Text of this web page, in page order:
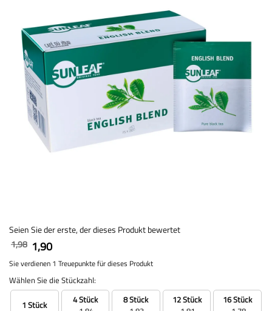
Seien Sie der erste, der dieses Produkt bewertet
1,98 1,90
Sie verdienen 1 Treuepunkte für dieses Produkt
Wählen Sie die Stückzahl:
1 Stück
4 Stück
8 Stück
12 Stück
16 Stück